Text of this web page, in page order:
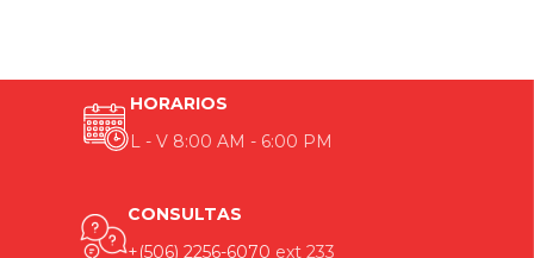
HORARIOS
L - V 8:00 AM - 6:00 PM
CONSULTAS
+(506) 2256-6070 ext 233